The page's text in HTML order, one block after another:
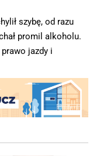
szybę, od razu
promil alkoholu.
prawo jazdy i